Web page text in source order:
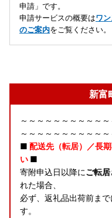
申請」です。
申請サービスの概要はワ
のご案内をご覧ください。
新富
～～～～～～～～～～
～～～～～～～～～～～
■ 配送先（転居）／長
い ■
寄附申込日以降にご転居
れた場合、
必ず、返礼品出荷前ま
す。